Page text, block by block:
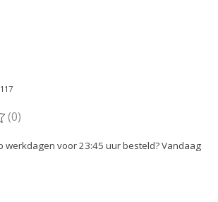
dit product is
(0)
werkdagen voor 23:45 uur besteld? Vandaag